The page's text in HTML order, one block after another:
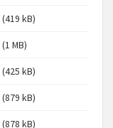
(419 kB)
(1 MB)
(425 kB)
(879 kB)
(878 kB)